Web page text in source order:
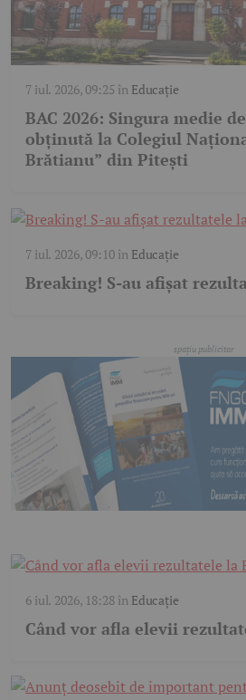
7 iul. 2026, 09:25 în Educație
BAC 2026: Singura medie
obținută la Colegiul
Brătianu” din Pitești
7 iul. 2026, 09:10în Educație
Breaking! S-au afișat
6 iul. 2026, 18:28în Educație
Când vor afla elevii